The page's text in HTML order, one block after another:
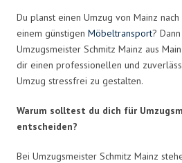
Du planst einen Umzug von Mainz nach
einem günstigen Möbeltransport?
Umzugsmeister Schmitz Mainz aus
dir einen professionellen und
Umzug stressfrei zu gestalten.
Warum solltest du dich für
entscheiden?
Bei Umzugsmeister Schmitz Mainz